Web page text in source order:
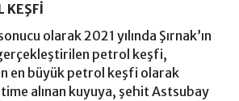
KEŞFİ
olarak 2021 yılında Şırnak’ın
petrol keşfi,
en büyük petrol keşfi olarak
alınan kuyuya, şehit Astsubay